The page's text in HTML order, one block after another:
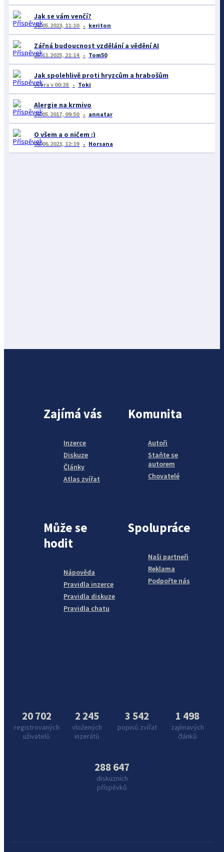
Jak se vám venčí?
26.05.2023, 11:10 keriton
Zářná budoucnost vzdělání a vědění AI
25.11.2025, 21:14 Tom50
Jak spolehlivě proti hryzcům a hrabošům
včera v 00:28 Toki
Alergie na krmivo
26.05.2017, 09:50 annatar
O všem a o ničem :)
06.06.2023, 12:19 Horsana
Zajímá vás
Inzerce
Diskuze
Články
Atlas zvířat
Komunita
Autoři
Staňte se
autorem
Chovatelé
Může se
hodit
Nápověda
Pravidla inzerce
Pravidla diskuze
Pravidla chatu
Spolupráce
Naši partneři
Reklama
Podpořte nás
20 702
registrovaných
uživatelů
2 245
vložených
inzerátů
3 542
popisů zvířat
1 498
zajímavých
článků
288 647
diskuzních
příspěvků